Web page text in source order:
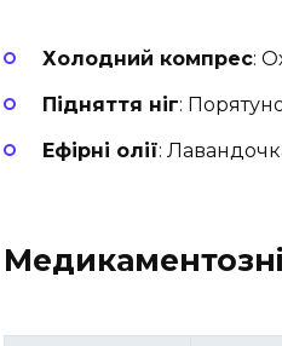
Холодний компрес:
Підняття ніг:
Ефірні олії: